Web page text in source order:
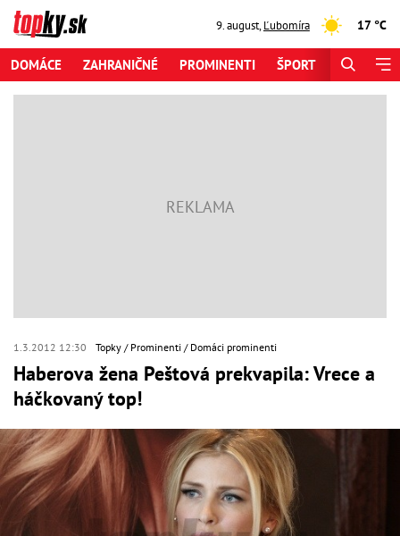
9. august,Ľubomíra 17 °C
DOMÁCE ZAHRANIČNÉ PROMINENTI ŠPORT
1.3.2012 12:30 Topky Prominenti Domáci prominenti
Haberova žena Peštová prekvapila: Vrece a
háčkovaný top!